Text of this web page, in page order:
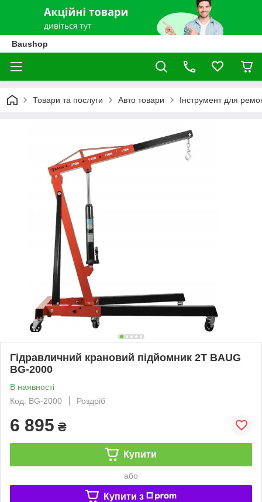
Baushop
Товари та послуги Авто товари Інструмент для
Гідравличний крановий підйомник 2T BAUG
BG-2000
В наявності
Код: BG-2000
Роздріб
6 895 ₴
Купити
або
Купити з